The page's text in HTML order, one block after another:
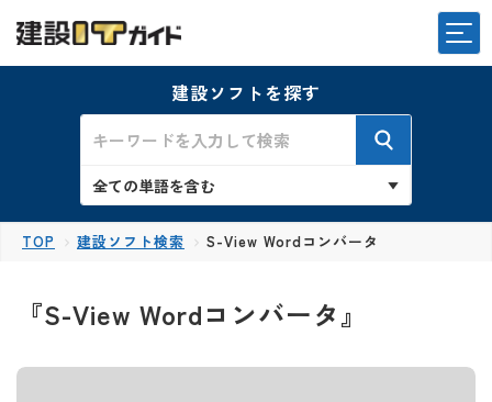
建設ソフトを探す
TOP 建設ソフト検索 S-View Wordコンバータ
『S-View Wordコンバータ』